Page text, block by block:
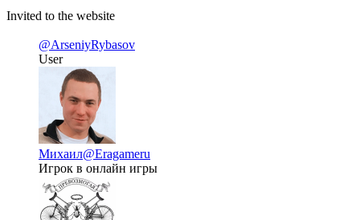
Invited to the website
@ArseniyRybasov
User
Михаил@Eragameru
Игрок в онлайн игры